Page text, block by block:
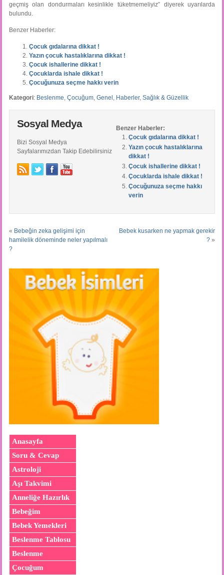
geçmiş olan dondurmaları kesinlikle tüketmemeliyiz” diyerek uyarılarda
bulundu.
Benzer Haberler:
Çocuk gıdalarına dikkat !
Yazın çocuk hastalıklarına dikkat !
Çocuk ishallerine dikkat !
Çocuklarda ishale dikkat !
Çocuğunuza seçme hakkı verin
Kategori: Beslenme, Çocuğum, Genel , Haberler, Sağlık & Güzellik
Benzer Haberler:
Çocuk gıdalarına dikkat !
Yazın çocuk hastalıklarına
dikkat !
Çocuk ishallerine dikkat !
Çocuklarda ishale dikkat !
Çocuğunuza seçme hakkı
verin
Sosyal Medya
Bizi Sosyal Medya
Sayfalarımızdan Takip Edebilirsiniz
« Bebeğin zeka gelişimi için
hamilelik döneminde neler yapılmalı
?
Bebek kusarken ne yapmak gerekir
? »
Anasayfa
Soru & Cevap
Astroloji
Aşı Takvimi
Anneliğe Hazırlık
Bebeğim
Bebek Yemekleri
Beslenme Tablosu
Beslenme
Çocuğum